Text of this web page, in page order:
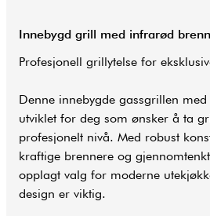
Innebygd grill med infrarød
Profesjonell grillytelse for
Denne innebygde gassgrillen
utviklet for deg som ønsker å ta
profesjonelt nivå. Med robust
kraftige brennere og
opplagt valg for moderne
design er viktig.